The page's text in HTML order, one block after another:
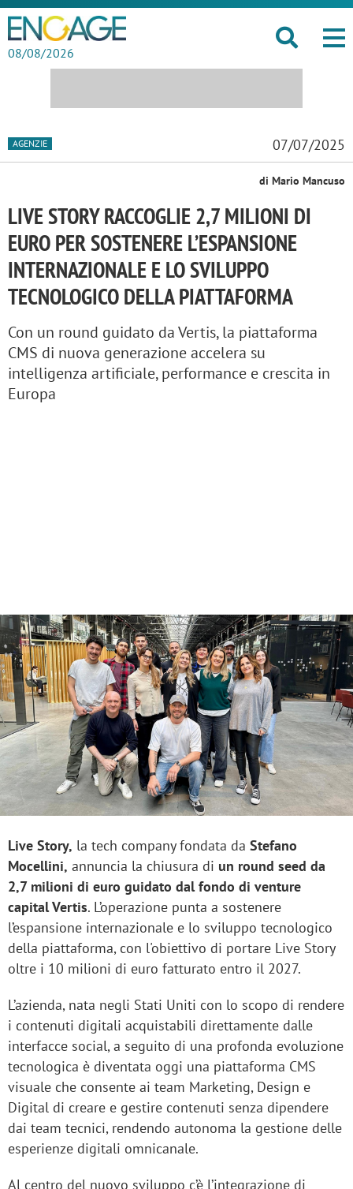
08/08/2026
AGENZIE 07/07/2025
di Mario Mancuso
LIVE STORY RACCOGLIE 2,7 MILIONI DI
EURO PER SOSTENERE L’ESPANSIONE
INTERNAZIONALE E LO SVILUPPO
TECNOLOGICO DELLA PIATTAFORMA
Con un round guidato da Vertis, la piattaforma
CMS di nuova generazione accelera su
intelligenza artificiale, performance e crescita in
Europa
Live Story, la tech company fondata da Stefano
Mocellini, annuncia la chiusura di un round seed da
2,7 milioni di euro guidato dal fondo di venture
capital Vertis. L’operazione punta a sostenere
l’espansione internazionale e lo sviluppo tecnologico
della piattaforma, con l'obiettivo di portare Live Story
oltre i 10 milioni di euro fatturato entro il 2027.
L’azienda, nata negli Stati Uniti con lo scopo di rendere
i contenuti digitali acquistabili direttamente dalle
interfacce social, a seguito di una profonda evoluzione
tecnologica è diventata oggi una piattaforma CMS
visuale che consente ai team Marketing, Design e
Digital di creare e gestire contenuti senza dipendere
dai team tecnici, rendendo autonoma la gestione delle
esperienze digitali omnicanale.
Al centro del nuovo sviluppo c’è l’integrazione di